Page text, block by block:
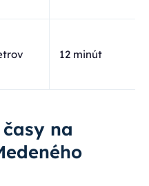
12 minút
na